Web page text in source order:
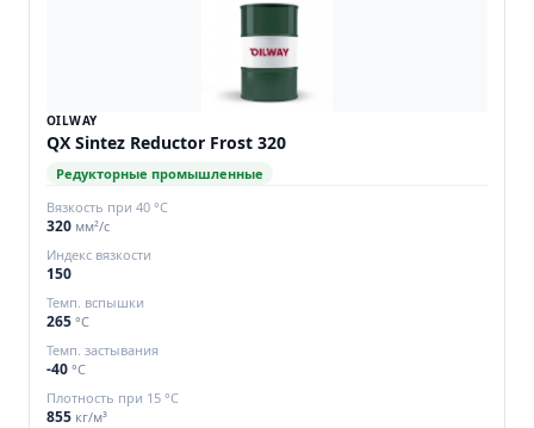
OILWAY
QX Sintez Reductor Frost 320
Редукторные промышленные
Вязкость при 40 °C
320 мм²/с
Индекс вязкости
150
Темп. вспышки
265 °C
Темп. застывания
-40 °C
Плотность при 15 °C
855 кг/м³